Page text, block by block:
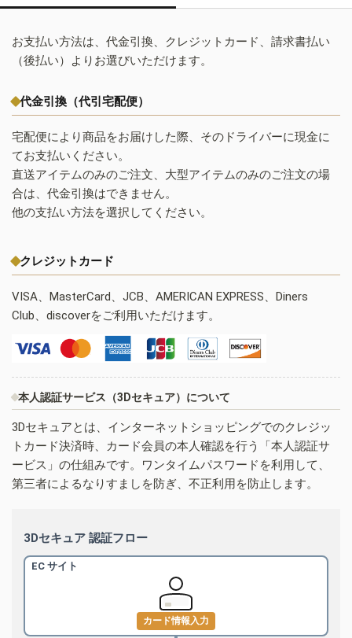
お支払い方法は、代金引換、クレジットカード、請求書払い
（後払い）よりお選びいただけます。
代金引換（代引宅配便）
宅配便により商品をお届けした際、そのドライバーに現金に
てお支払いください。
直送アイテムのみのご注文、大型アイテムのみのご注文の場
合は、代金引換はできません。
他の支払い方法を選択してください。
クレジットカード
VISA、MasterCard、JCB、AMERICAN EXPRESS、Diners
Club、discoverをご利用いただけます。
本人認証サービス（3Dセキュア）について
3Dセキュアとは、インターネットショッピングでのクレジッ
トカード決済時、カード会員の本人確認を行う「本人認証サ
ービス」の仕組みです。ワンタイムパスワードを利用して、
第三者によるなりすましを防ぎ、不正利用を防止します。
3Dセキュア 認証フロー
EC サイト
カード情報入力